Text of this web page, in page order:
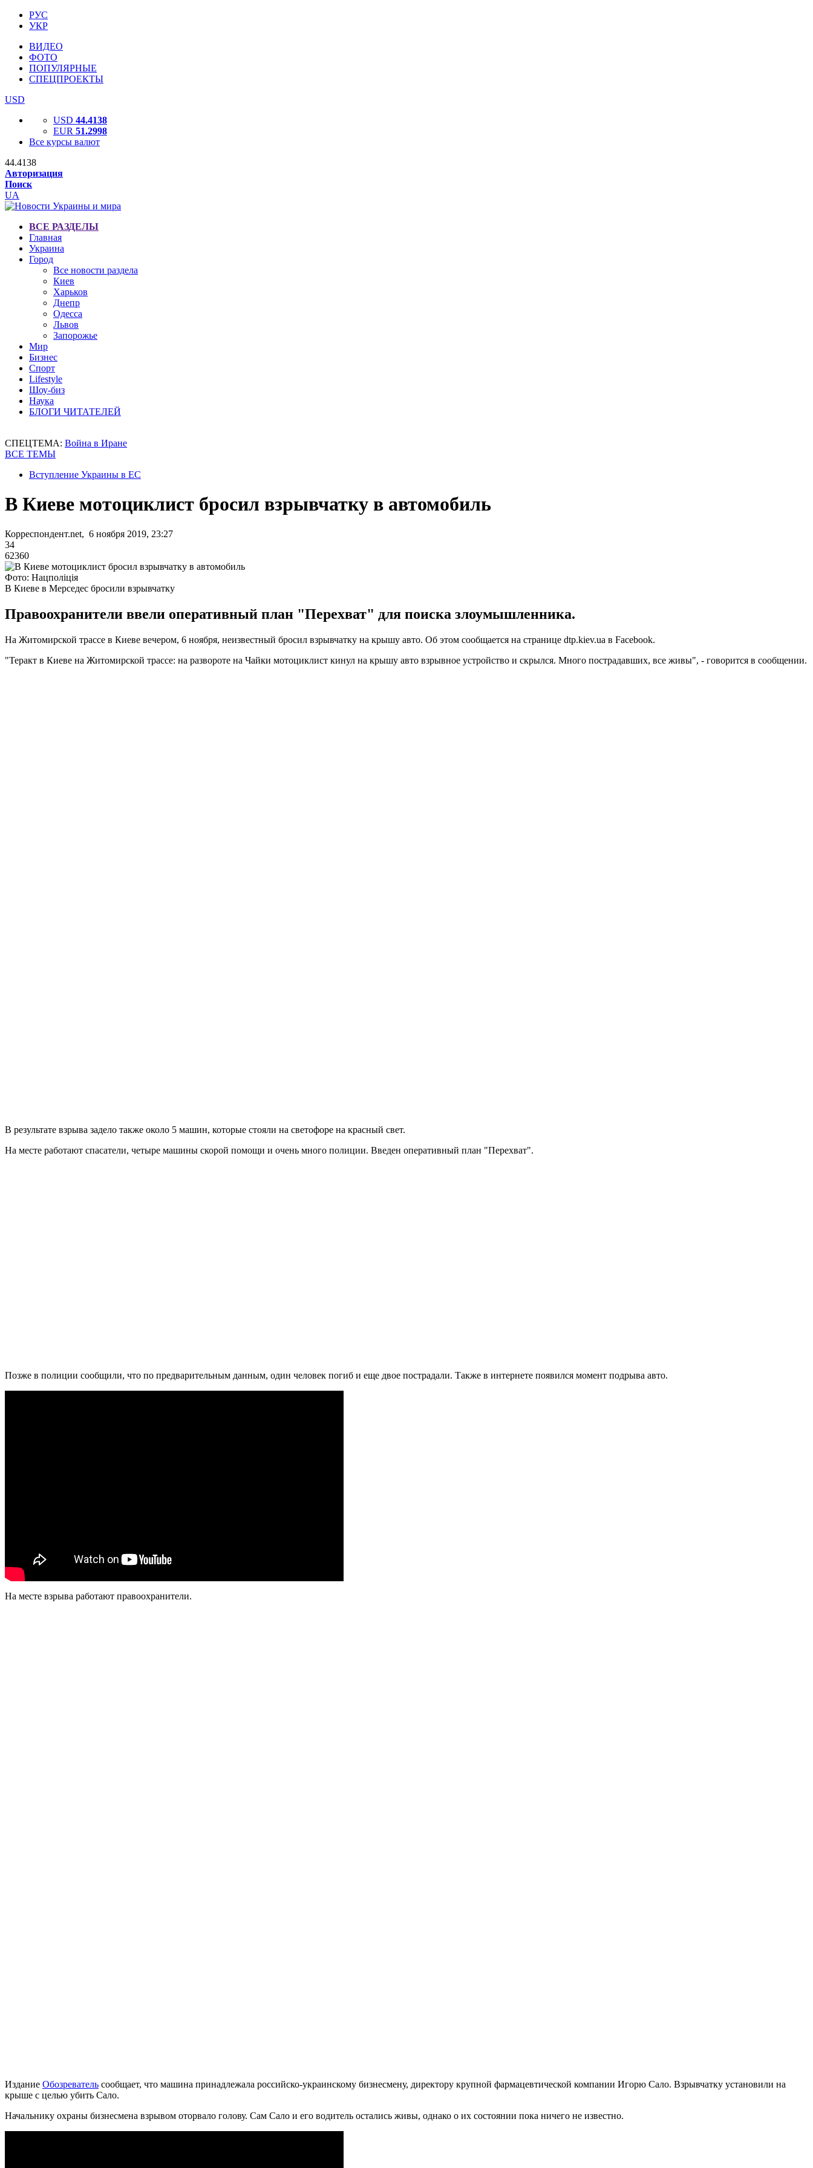
РУС
УКР
ВИДЕО
ФОТО
ПОПУЛЯРНЫЕ
СПЕЦПРОЕКТЫ
USD
USD 44.4138
EUR 51.2998
Все курсы валют
44.4138
Авторизация
Поиск
UA
ВСЕ РАЗДЕЛЫ
Главная
Украина
Город
Все новости раздела
Киев
Харьков
Днепр
Одесса
Львов
Запорожье
Мир
Бизнес
Спорт
Lifestyle
Шоу-биз
Наука
БЛОГИ ЧИТАТЕЛЕЙ
СПЕЦТЕМА: Война в Иране
ВСЕ ТЕМЫ
Вступление Украины в ЕС
В Киеве мотоциклист бросил взрывчатку в автомобиль
Корреспондент.net, 6 ноября 2019, 23:27
34
62360
Фото: Нацполіція
В Киеве в Мерседес бросили взрывчатку
Правоохранители ввели оперативный план "Перехват" для поиска злоумышленника.
На Житомирской трассе в Киеве вечером, 6 ноября, неизвестный бросил взрывчатку на крышу авто. Об этом сообщается на странице dtp.kiev.ua в Facebook.
"Теракт в Киеве на Житомирской трассе: на развороте на Чайки мотоциклист кинул на крышу авто взрывное устройство и скрылся. Много пострадавших, все живы", - говорится в сообщении.
В результате взрыва задело также около 5 машин, которые стояли на светофоре на красный свет.
На месте работают спасатели, четыре машины скорой помощи и очень много полиции. Введен оперативный план "Перехват".
Позже в полиции сообщили, что по предварительным данным, один человек погиб и еще двое пострадали. Также в интернете появился момент подрыва авто.
На месте взрыва работают правоохранители.
Издание Обозреватель сообщает, что машина принадлежала российско-украинскому бизнесмену, директору крупной фармацевтической компании Игорю Сало. Взрывчатку установили на
крыше с целью убить Сало.
Начальнику охраны бизнесмена взрывом оторвало голову. Сам Сало и его водитель остались живы, однако о их состоянии пока ничего не известно.